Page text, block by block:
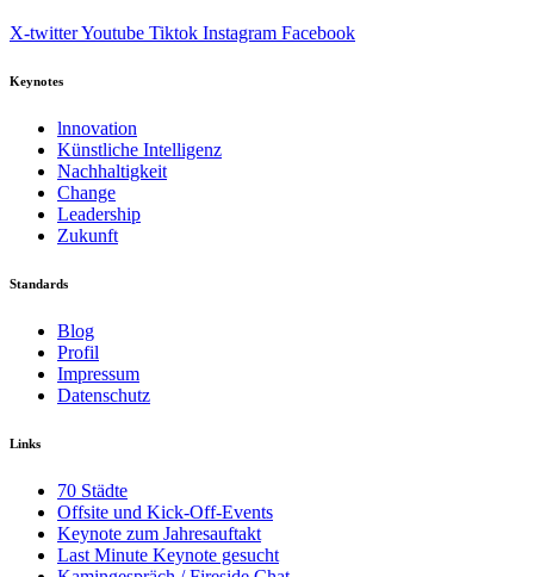
X-twitterYoutube Tiktok Instagram Facebook
Keynotes
lnnovation
Künstliche Intelligenz
Nachhaltigkeit
Change
Leadership
Zukunft
Standards
Blog
Profil
Impressum
Datenschutz
Links
70 Städte
Offsite und Kick-Off-Events
Keynote zum Jahresauftakt
Last Minute Keynote gesucht